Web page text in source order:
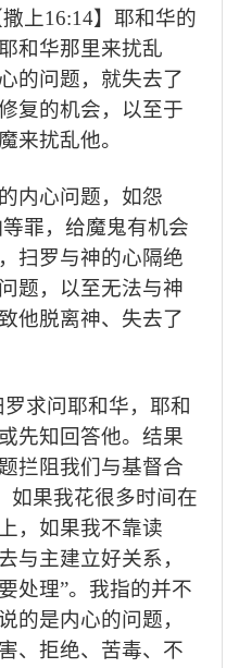
撒上16:14】耶和华的
和华那里来扰乱
的问题，就失去了
复的机会，以至于
来扰乱他。
内心问题，如怨
罪，给魔鬼有机会
扫罗与神的心隔绝
题，以至无法与神
他脱离神、失去了
罗求问耶和华，耶和
先知回答他。结果
拦阻我们与基督合
如果我花很多时间在
，如果我不靠读
与主建立好关系，
处理”。我指的并不
的是内心的问题，
、拒绝、苦毒、不